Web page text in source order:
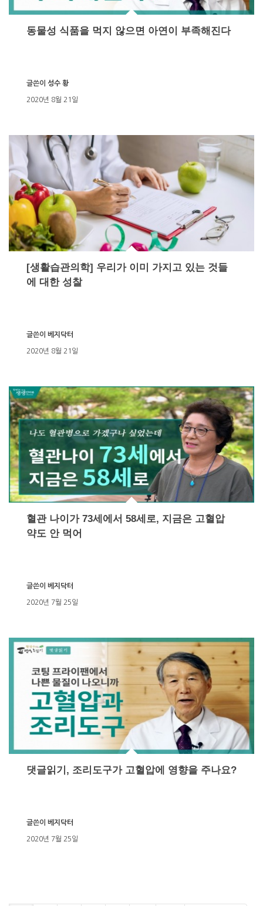
동물성 식품을 먹지 않으면 아연이 부족해진다
2020년 8월 21일
글쓴이 성수 황
[생활습관의학] 우리가 이미 가지고 있는 것들
에 대한 성찰
2020년 8월 21일
글쓴이 베지닥터
혈관 나이가 73세에서 58세로, 지금은 고혈압
약도 안 먹어
2020년 7월 25일
글쓴이 베지닥터
댓글읽기, 조리도구가 고혈압에 영향을 주나요?
2020년 7월 25일
글쓴이 베지닥터